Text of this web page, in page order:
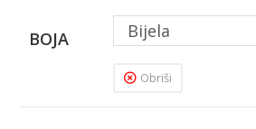
BOJA Bijela
Obriši